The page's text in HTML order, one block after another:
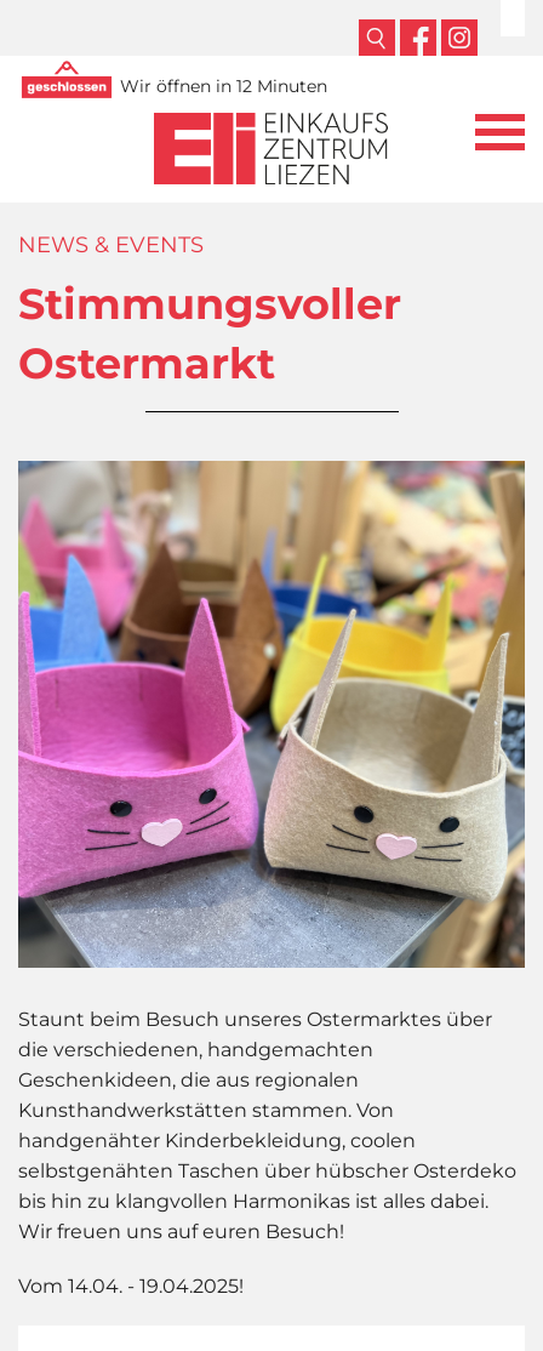
Wir öffnen in 12 Minuten
NEWS & EVENTS
Stimmungsvoller
Ostermarkt
Staunt beim Besuch unseres Ostermarktes über
die verschiedenen, handgemachten
Geschenkideen, die aus regionalen
Kunsthandwerkstätten stammen. Von
handgenähter Kinderbekleidung, coolen
selbstgenähten Taschen über hübscher Osterdeko
bis hin zu klangvollen Harmonikas ist alles dabei.
Wir freuen uns auf euren Besuch!
Vom 14.04. - 19.04.2025!